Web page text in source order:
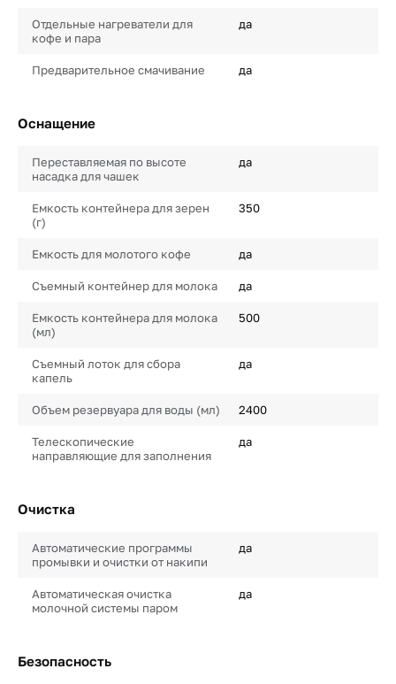
Отдельные нагреватели для
кофе и пара
да
Предварительное смачивание да
Оснащение
Переставляемая по высоте
насадка для чашек
да
Емкость контейнера для зерен
(г)
350
Емкость для молотого кофе да
Съемный контейнер для молока да
Емкость контейнера для молока
(мл)
500
Съемный лоток для сбора
капель
да
Объем резервуара для воды (мл) 2400
Телескопические
направляющие для заполнения
да
Очистка
Автоматические программы
промывки и очистки от накипи
да
Автоматическая очистка
молочной системы паром
да
Безопасность